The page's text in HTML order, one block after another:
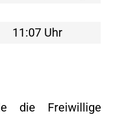
11:07 Uhr
die Freiwillige